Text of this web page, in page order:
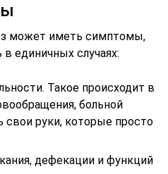
может иметь симптомы,
единичных случаях:
Такое происходит в
больной
руки, которые просто
дефекации и функций